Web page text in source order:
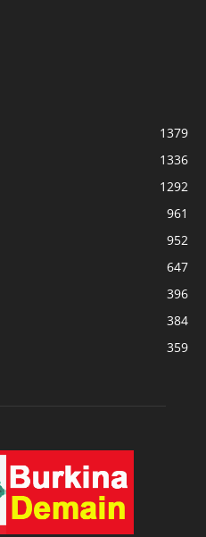
1379
1336
1292
961
952
647
396
384
359